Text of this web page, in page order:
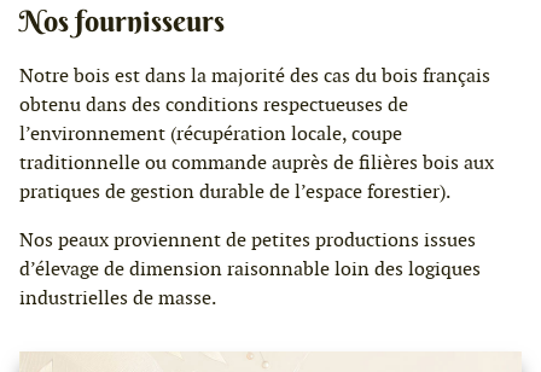
Nos fournisseurs
Notre bois est dans la majorité des cas du bois français
obtenu dans des conditions respectueuses de
l’environnement (récupération locale, coupe
traditionnelle ou commande auprès de filières bois aux
pratiques de gestion durable de l’espace forestier).
Nos peaux proviennent de petites productions issues
d’élevage de dimension raisonnable loin des logiques
industrielles de masse.